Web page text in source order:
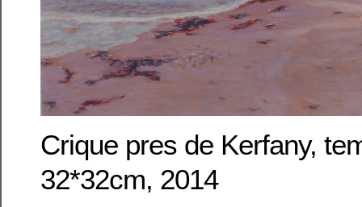
Crique pres de Kerfany,
32*32cm, 2014